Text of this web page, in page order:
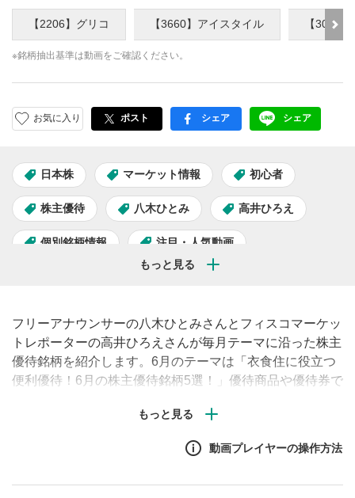
【2206】グリコ 【3660】アイスタイル 【3097
※銘柄抽出基準は動画をご確認ください。
お気に入り ポスト facebook
シェア LINE
シェア
日本株 マーケット情報 初心者
株主優待 八木ひとみ 高井ひろえ
個別銘柄情報 注目・人気動画
フリーアナウンサーの八木ひとみさんとフィスコマーケッ
トレポーターの高井ひろえさんが毎月テーマに沿った株主
優待銘柄を紹介します。6月のテーマは「衣食住に役立つ
便利優待！6月の株主優待銘柄5選！」優待商品や優待券で
柄のお取引にぜひご活用ください！
動画プレイヤーの操作方法